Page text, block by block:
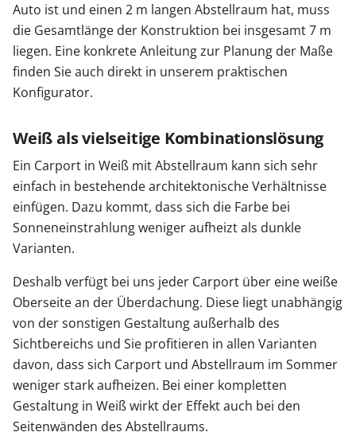
Auto ist und einen 2 m langen Abstellraum hat, muss
die Gesamtlänge der Konstruktion bei insgesamt 7 m
liegen. Eine konkrete Anleitung zur Planung der Maße
finden Sie auch direkt in unserem praktischen
Konfigurator.
Weiß als vielseitige Kombinationslösung
Ein Carport in Weiß mit Abstellraum kann sich sehr
einfach in bestehende architektonische Verhältnisse
einfügen. Dazu kommt, dass sich die Farbe bei
Sonneneinstrahlung weniger aufheizt als dunkle
Varianten.
Deshalb verfügt bei uns jeder Carport über eine weiße
Oberseite an der Überdachung. Diese liegt unabhängig
von der sonstigen Gestaltung außerhalb des
Sichtbereichs und Sie profitieren in allen Varianten
davon, dass sich Carport und Abstellraum im Sommer
weniger stark aufheizen. Bei einer kompletten
Gestaltung in Weiß wirkt der Effekt auch bei den
Seitenwänden des Abstellraums.